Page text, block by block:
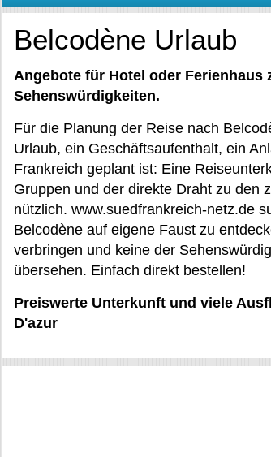
Belcodène Urlaub
Angebote für Hotel oder
Sehenswürdigkeiten.
Für die Planung der Reise nach
Urlaub, ein Geschäftsaufenthalt, ein
Frankreich geplant ist: Eine
Gruppen und der direkte Draht zu den
nützlich. www.suedfrankreich-netz.de
Belcodène auf eigene Faust zu
verbringen und keine der
übersehen. Einfach direkt bestellen!
Preiswerte Unterkunft und viele
D'azur